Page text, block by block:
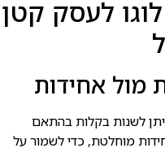
לעסק קטן
מול אחידות
לשנות בקלות בהתאם
מוחלטת, כדי לשמור על